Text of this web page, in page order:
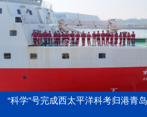
“科学”号完成西太平洋科考归港青岛